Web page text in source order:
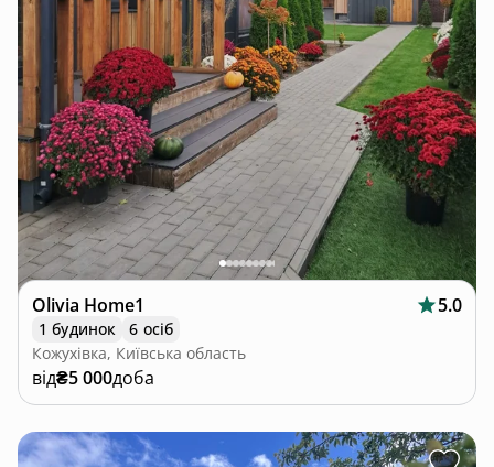
Olivia Home1 5.0
1 будинок
6 осіб
Кожухівка, Київська область
від₴5 000доба